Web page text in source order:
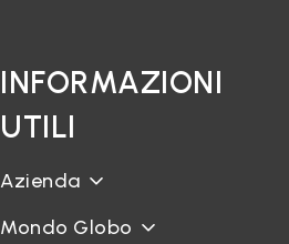
INFORMAZIONI
UTILI
Azienda
Mondo Globo